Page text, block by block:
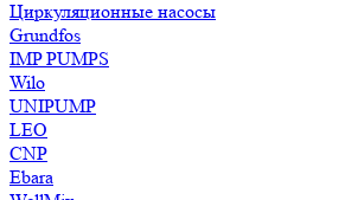
Циркуляционные насосы
Grundfos
IMP PUMPS
Wilo
UNIPUMP
LEO
CNP
Ebara